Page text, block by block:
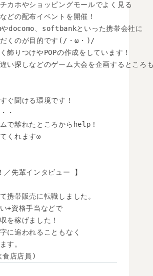
カホやショッピングモールでよく見る
どの配布イベントを開催！
やdocomo、softbankといった携帯会社に
だくのが目的です(/・ω・)/
飾りつけやPOPの作成をしています！
い探しなどのゲーム大会を企画するとこ
ぐ聞ける環境です！
・
で離れたところからhelp！
くれます◎
／先輩インタビュー 】
携帯販売に転職しました。
+資格手当などで
を稼げました！
に追われることもなく
す。
店店員)